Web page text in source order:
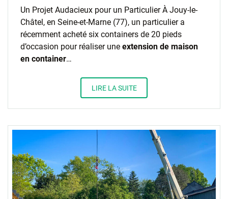
Un Projet Audacieux pour un Particulier À Jouy-le-
Châtel, en Seine-et-Marne (77), un particulier a
récemment acheté six containers de 20 pieds
d’occasion pour réaliser une extension de maison
en container…
LIRE LA SUITE